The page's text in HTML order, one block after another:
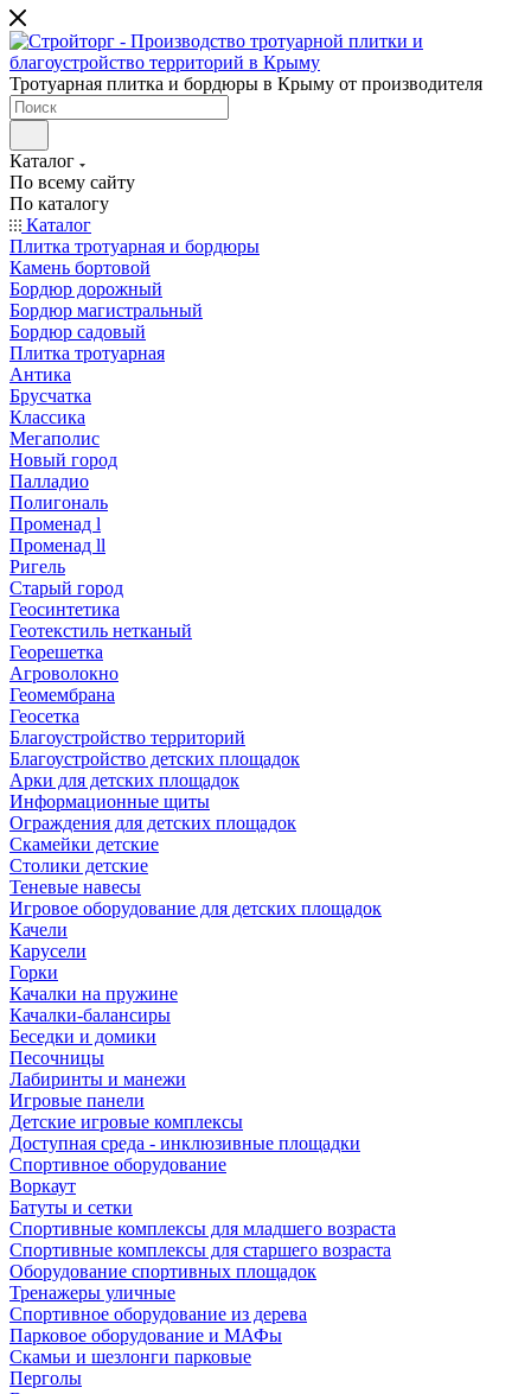
Тротуарная плитка и бордюры в Крыму от производителя
Каталог
По всему сайту
По каталогу
Каталог
Плитка тротуарная и бордюры
Камень бортовой
Бордюр дорожный
Бордюр магистральный
Бордюр садовый
Плитка тротуарная
Антика
Брусчатка
Классика
Мегаполис
Новый город
Палладио
Полигональ
Променад l
Променад ll
Ригель
Старый город
Геосинтетика
Геотекстиль нетканый
Георешетка
Агроволокно
Геомембрана
Геосетка
Благоустройство территорий
Благоустройство детских площадок
Арки для детских площадок
Информационные щиты
Ограждения для детских площадок
Скамейки детские
Столики детские
Теневые навесы
Игровое оборудование для детских площадок
Качели
Карусели
Горки
Качалки на пружине
Качалки-балансиры
Беседки и домики
Песочницы
Лабиринты и манежи
Игровые панели
Детские игровые комплексы
Доступная среда - инклюзивные площадки
Спортивное оборудование
Воркаут
Батуты и сетки
Спортивные комплексы для младшего возраста
Спортивные комплексы для старшего возраста
Оборудование спортивных площадок
Тренажеры уличные
Спортивное оборудование из дерева
Парковое оборудование и МАФы
Скамьи и шезлонги парковые
Перголы